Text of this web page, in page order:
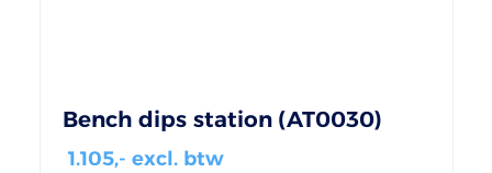
Bench dips station (AT0030)
1.105,- excl. btw